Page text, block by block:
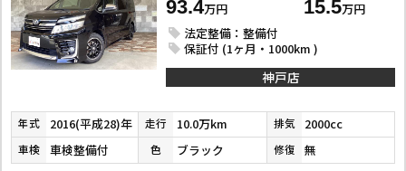
93.4万円 15.5万円
法定整備：整備付
保証付 (1ヶ月・1000km )
神戸店
年式 2016(平成28)年 走行 10.0万km 排気 2000cc
車検 車検整備付 色 ブラック 修復 無